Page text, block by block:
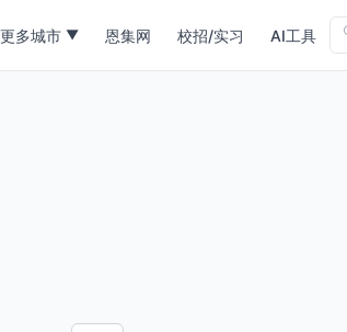
更多城市 ▼ 恩集网 校招/实习 AI工具